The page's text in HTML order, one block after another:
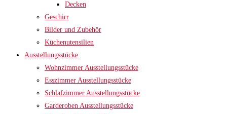
Decken
Geschirr
Bilder und Zubehör
Küchenutensilien
Ausstellungsstücke
Wohnzimmer Ausstellungsstücke
Esszimmer Ausstellungsstücke
Schlafzimmer Ausstellungsstücke
Garderoben Ausstellungsstücke